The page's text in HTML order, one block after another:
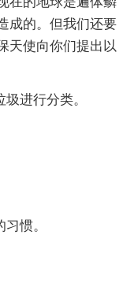
成的。但我们还要
天使向你们提出以
进行分类。
惯。